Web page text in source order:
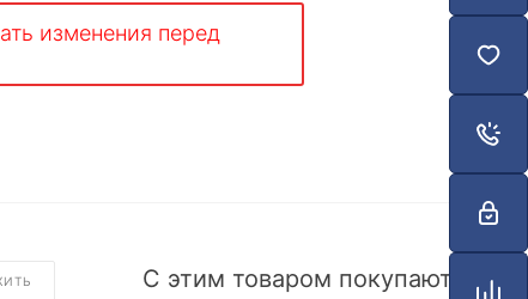
изменения перед
С этим товаром покупают